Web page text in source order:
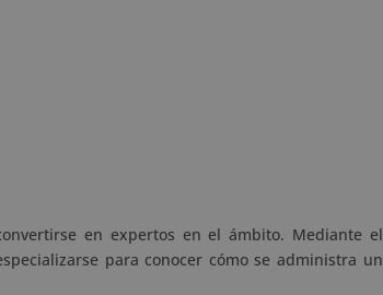
en expertos en el ámbito. Mediante el
para conocer cómo se administra un